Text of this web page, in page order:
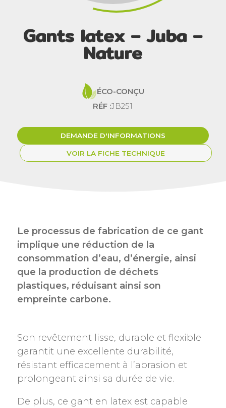
Gants latex – Juba –
Nature
ÉCO-CONÇU
RÉF :JB251
DEMANDE D'INFORMATIONS
VOIR LA FICHE TECHNIQUE
Le processus de fabrication de ce gant
implique une réduction de la
consommation d’eau, d’énergie, ainsi
que la production de déchets
plastiques, réduisant ainsi son
empreinte carbone.
Son revêtement lisse, durable et flexible
garantit une excellente durabilité,
résistant efficacement à l’abrasion et
prolongeant ainsi sa durée de vie.
De plus, ce gant en latex est capable